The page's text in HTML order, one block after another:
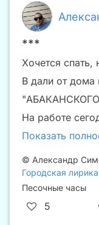
***
Хочется спать,
В дали от дома
На работе
Показать
© Александр
Городская лирика
Песочные часы
5